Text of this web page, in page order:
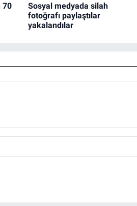
70
Sosyal medyada silah
fotoğrafı paylaştılar
yakalandılar